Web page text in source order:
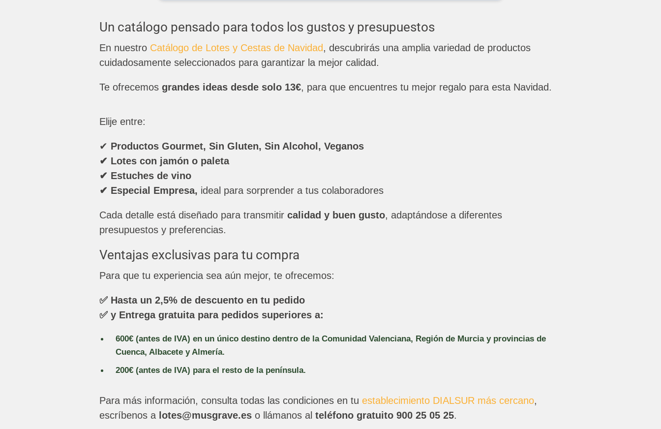
Un catálogo pensado para todos los gustos y presupuestos
En nuestro Catálogo de Lotes y Cestas de Navidad, descubrirás una amplia variedad de productos
cuidadosamente seleccionados para garantizar la mejor calidad.
Te ofrecemos grandes ideas desde solo 13€, para que encuentres tu mejor regalo para esta Navidad.
Elije entre:
✔ Productos Gourmet, Sin Gluten, Sin Alcohol, Veganos
✔ Lotes con jamón o paleta
✔ Estuches de vino
✔ Especial Empresa, ideal para sorprender a tus colaboradores
Cada detalle está diseñado para transmitir calidad y buen gusto, adaptándose a diferentes
presupuestos y preferencias.
Ventajas exclusivas para tu compra
Para que tu experiencia sea aún mejor, te ofrecemos:
✅ Hasta un 2,5% de descuento en tu pedido
✅y Entrega gratuita para pedidos superiores a:
600€ (antes de IVA) en un único destino dentro de la Comunidad Valenciana, Región de Murcia y provincias de
Cuenca, Albacete y Almería.
200€ (antes de IVA) para el resto de la península.
Para más información, consulta todas las condiciones en tu establecimiento DIALSUR más cercano,
escríbenos a lotes@musgrave.eso llámanos al teléfono gratuito 900 25 05 25.